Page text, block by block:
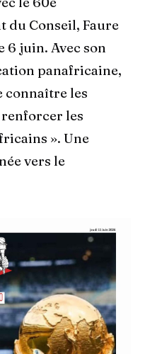
du Conseil, Faure
6 juin. Avec son
panafricaine,
connaître les
les
». Une
vers le